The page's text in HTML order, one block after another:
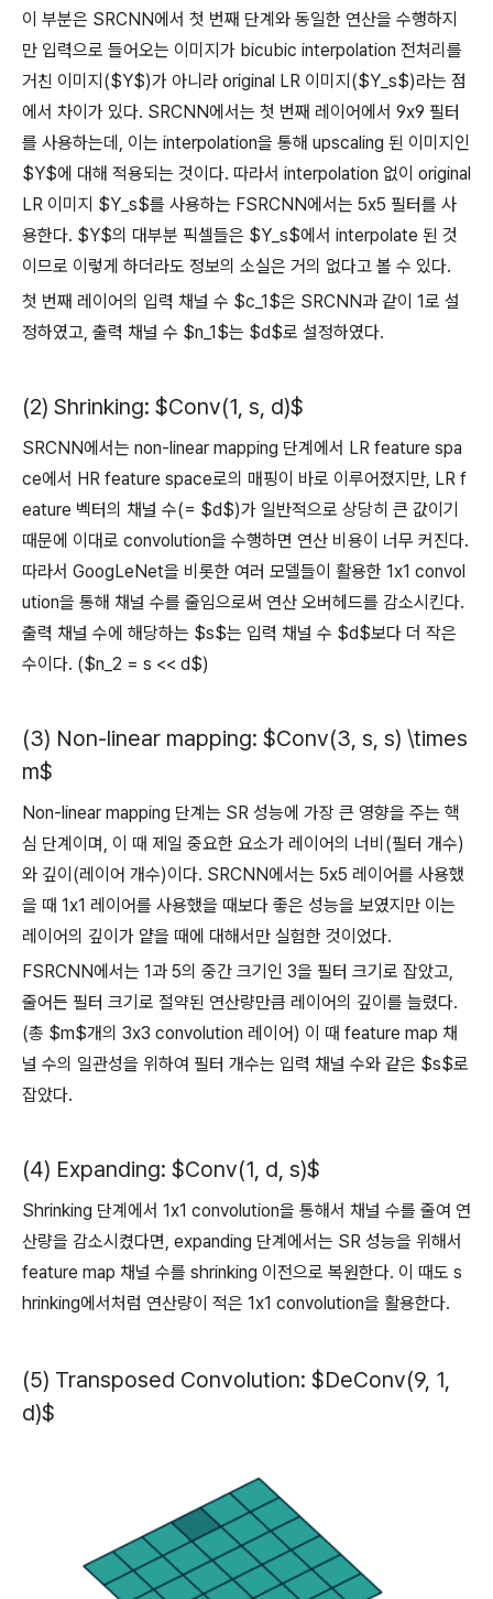
이 부분은 SRCNN에서 첫 번째 단계와 동일한 연산을 수행하지
만 입력으로 들어오는 이미지가 bicubic interpolation 전처리를
거친 이미지($Y$)가 아니라 original LR 이미지($Y_s$)라는 점
에서 차이가 있다. SRCNN에서는 첫 번째 레이어에서 9x9 필터
를 사용하는데, 이는 interpolation을 통해 upscaling 된 이미지인
$Y$에 대해 적용되는 것이다. 따라서 interpolation 없이 original
LR 이미지 $Y_s$를 사용하는 FSRCNN에서는 5x5 필터를 사
용한다. $Y$의 대부분 픽셀들은 $Y_s$에서 interpolate 된 것
이므로 이렇게 하더라도 정보의 소실은 거의 없다고 볼 수 있다.
첫 번째 레이어의 입력 채널 수 $c_1$은 SRCNN과 같이 1로 설
정하였고, 출력 채널 수 $n_1$는 $d$로 설정하였다.
(2) Shrinking: $Conv(1, s, d)$
SRCNN에서는 non-linear mapping 단계에서 LR feature spa
ce에서 HR feature space로의 매핑이 바로 이루어졌지만, LR f
eature 벡터의 채널 수(= $d$)가 일반적으로 상당히 큰 값이기
때문에 이대로 convolution을 수행하면 연산 비용이 너무 커진다.
따라서 GoogLeNet을 비롯한 여러 모델들이 활용한 1x1 convol
ution을 통해 채널 수를 줄임으로써 연산 오버헤드를 감소시킨다.
출력 채널 수에 해당하는 $s$는 입력 채널 수 $d$보다 더 작은
수이다. ($n_2 = s << d$)
(3) Non-linear mapping: $Conv(3, s, s) \times
m$
Non-linear mapping 단계는 SR 성능에 가장 큰 영향을 주는 핵
심 단계이며, 이 때 제일 중요한 요소가 레이어의 너비(필터 개수)
와 깊이(레이어 개수)이다. SRCNN에서는 5x5 레이어를 사용했
을 때 1x1 레이어를 사용했을 때보다 좋은 성능을 보였지만 이는
레이어의 깊이가 얕을 때에 대해서만 실험한 것이었다.
FSRCNN에서는 1과 5의 중간 크기인 3을 필터 크기로 잡았고,
줄어든 필터 크기로 절약된 연산량만큼 레이어의 깊이를 늘렸다.
(총 $m$개의 3x3 convolution 레이어) 이 때 feature map 채
널 수의 일관성을 위하여 필터 개수는 입력 채널 수와 같은 $s$로
잡았다.
(4) Expanding: $Conv(1, d, s)$
Shrinking 단계에서 1x1 convolution을 통해서 채널 수를 줄여 연
산량을 감소시켰다면, expanding 단계에서는 SR 성능을 위해서
feature map 채널 수를 shrinking 이전으로 복원한다. 이 때도 s
hrinking에서처럼 연산량이 적은 1x1 convolution을 활용한다.
(5) Transposed Convolution: $DeConv(9, 1,
d)$